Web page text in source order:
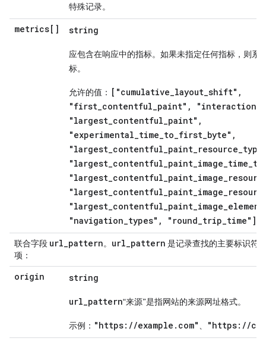
特殊记录。
metrics[] string
应包含在响应中的指标。如果未指定任何指标，则系
标。
允许的值： ["cumulative_layout_shift",
"first_contentful_paint",
"largest_contentful_paint",
"experimental_time_to_first_byte",
"navigation_types", "round_trip_time"]
联合字段 url_pattern。 url_pattern 是记录查找的主要标识符
项：
origin string
url_pattern“来源”是指网站的来源网址格式。
示例： "https://example.com"、
"https://